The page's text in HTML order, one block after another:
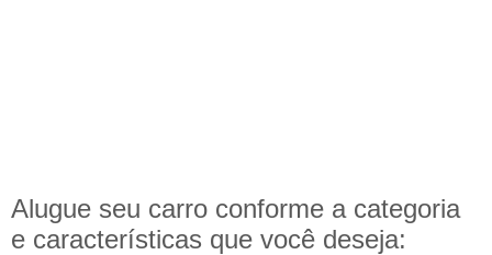
Alugue seu carro conforme a categoria
e características que você deseja: